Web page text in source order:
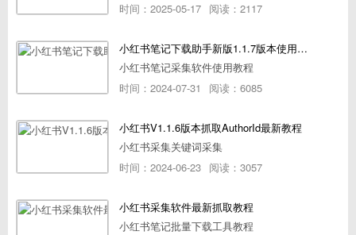
时间：2025-05-17 阅读：2117
小红书笔记下载助手新版1.1.7版本使用教程
小红书笔记采集软件使用教程
时间：2024-07-31
阅读：6085
小红书V1.1.6版本抓取AuthorId最新教程
小红书采集关键词采集
时间：2024-06-23 阅读：3057
小红书采集软件最新抓取教程
小红书笔记批量下载工具教程